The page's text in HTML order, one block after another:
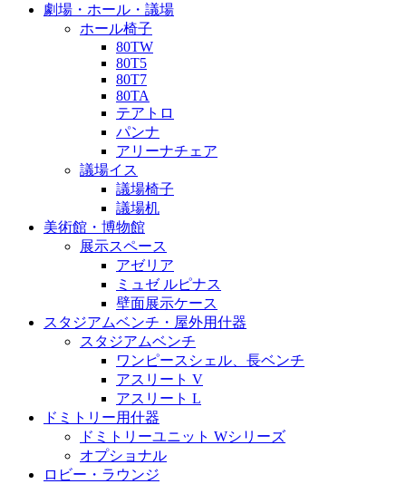
劇場・ホール・議場
ホール椅子
80TW
80T5
80T7
80TA
テアトロ
パンナ
アリーナチェア
議場イス
議場椅子
議場机
美術館・博物館
展示スペース
アゼリア
ミュゼ ルピナス
壁面展示ケース
スタジアムベンチ・屋外用什器
スタジアムベンチ
ワンピースシェル、長ベンチ
アスリート V
アスリート L
ドミトリー用什器
ドミトリーユニット Wシリーズ
オプショナル
ロビー・ラウンジ